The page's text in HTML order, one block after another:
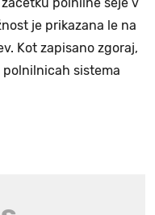
je prikazana le na
Kot zapisano zgoraj,
sistema